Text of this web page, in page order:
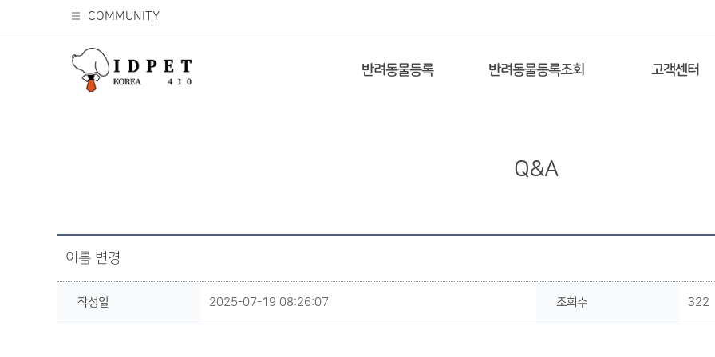
COMMUNITY
반려동물등록 반려동물등록조회 고객센터
Q&A
이름 변경
작성일 2025-07-19 08:26:07 조회수 322